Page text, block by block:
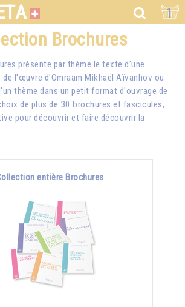
1
Brochures
présente par thème le texte d'une
l'œuvre d'Omraam Mikhaël Aïvanhov ou
thème dans un petit format d'ouvrage de
de plus de 30 brochures et fascicules,
pour découvrir et faire découvrir la
entière Brochures